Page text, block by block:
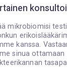
mikrobiomisi
kanssa.
sinua